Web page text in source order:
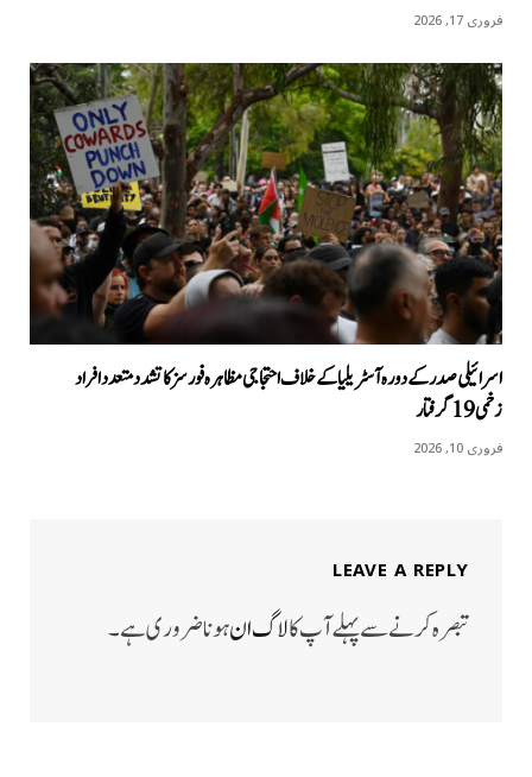
فروری 17, 2026
اسرائیلی صدر کے دورہ آسٹریلیا کےخلاف احتجاجی مظاہرہ فورسز کا تشدد متعدد افراد
زخمی 19 گرفتار
فروری 10, 2026
LEAVE A REPLY
تبصرہ کرنے سے پہلے آپ کالاگ انہونا ضروری ہے۔